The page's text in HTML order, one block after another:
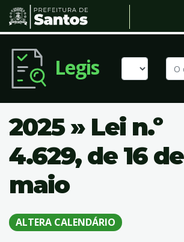
Legis
2025 » Lei n.º
4.629, de 16 de
maio
ALTERA CALENDÁRIO